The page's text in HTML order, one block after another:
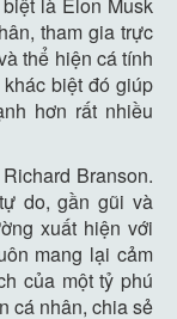
tham gia trực
thể hiện cá tính
biệt đó giúp
hơn rất nhiều
Branson.
do, gần gũi và
xuất hiện với
mang lại cảm
của một tỷ phú
cá nhân, chia sẻ